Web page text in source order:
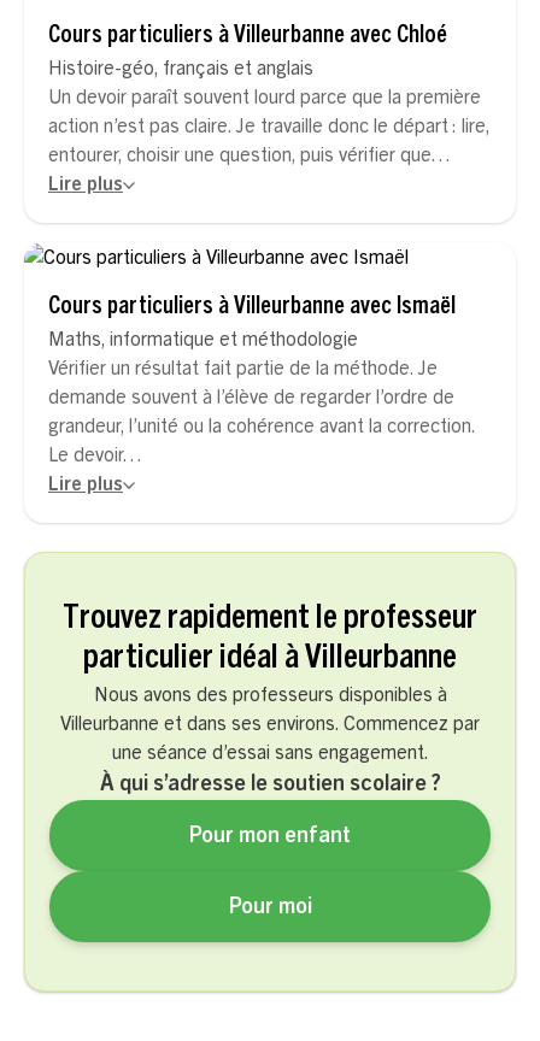
Trouvez rapidement le professeur
particulier idéal à Villeurbanne
Nous avons des professeurs disponibles à
Villeurbanne et dans ses environs. Commencez par
une séance d’essai sans engagement.
À qui s’adresse le soutien scolaire ?
Pour mon enfant
Pour moi
Cours particuliers à Villeurbanne avec Chloé
Histoire-géo, français et anglais
Un devoir paraît souvent lourd parce que la première
action n’est pas claire. Je travaille donc le départ : lire,
entourer, choisir une question, puis vérifier que…
Lire plus
Cours particuliers à Villeurbanne avec Ismaël
Maths, informatique et méthodologie
Vérifier un résultat fait partie de la méthode. Je
demande souvent à l’élève de regarder l’ordre de
grandeur, l’unité ou la cohérence avant la correction.
Le devoir…
Lire plus